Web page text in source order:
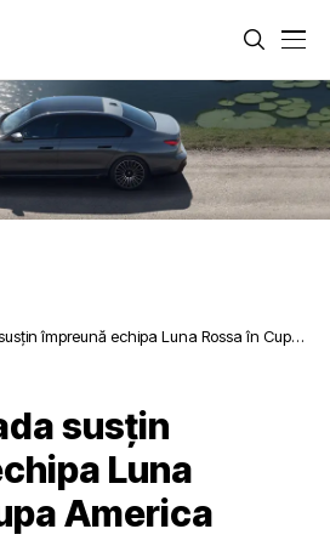
împreună echipa Luna Rossa în Cupa
susțin
Luna
America